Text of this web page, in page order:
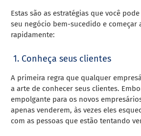
Estas são as estratégias que você
seu negócio bem-sucedido e começar
rapidamente:
1. Conheça seus clientes
A primeira regra que qualquer
a arte de conhecer seus clientes.
empolgante para os novos
apenas venderem, às vezes eles
com as pessoas que estão tentando